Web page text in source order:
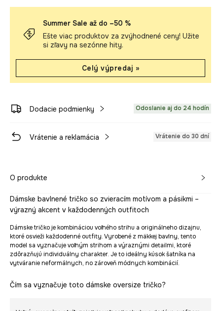
Summer Sale až do –50 %
Ešte viac produktov za zvýhodnené ceny! Užite
si zľavy na sezónne hity.
Celý výpredaj »
Dodacie podmienky Odoslanie aj do 24 hodín
Vrátenie a reklamácia Vrátenie do 30 dní
O produkte
Dámske bavlnené tričko so zvieracím motívom a pásikmi –
výrazný akcent v každodenných outfitoch
Dámske tričko je kombináciou voľného strihu a originálneho dizajnu,
ktoré osvieži každodenné outfity. Vyrobené z mäkkej bavlny, tento
model sa vyznačuje voľným strihom a výraznými detailmi, ktoré
zdôrazňujú individuálny charakter. Je to ideálny kúsok šatníka na
vytváranie neformálnych, no zároveň módnych kombinácií.
Čím sa vyznačuje toto dámske oversize tričko?